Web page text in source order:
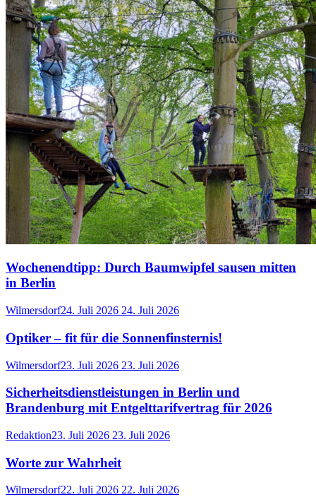
Wochenendtipp: Durch Baumwipfel sausen mitten
in Berlin
Wilmersdorf24. Juli 2026 24. Juli 2026
Optiker – fit für die Sonnenfinsternis!
Wilmersdorf23. Juli 2026 23. Juli 2026
Sicherheitsdienstleistungen in Berlin und
Brandenburg mit Entgelttarifvertrag für 2026
Redaktion23. Juli 2026 23. Juli 2026
Worte zur Wahrheit
Wilmersdorf22. Juli 2026 22. Juli 2026